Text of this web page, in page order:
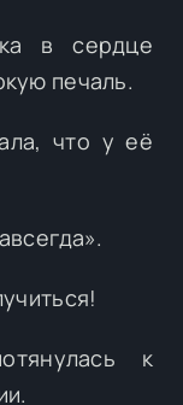
в сердце
печаль.
что у её
к